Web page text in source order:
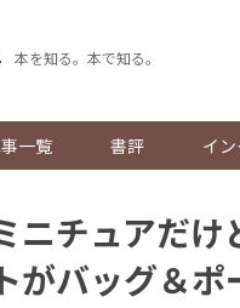
本を知る。本で知る。
一覧 書評 イ
ニチュアだ
がバッグ＆ポ